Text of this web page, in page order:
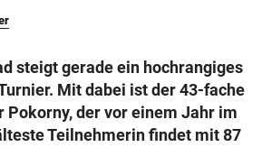
steigt gerade ein hochrangiges
Mit dabei ist der 43-fache
der vor einem Jahr im
Teilnehmerin findet mit 87